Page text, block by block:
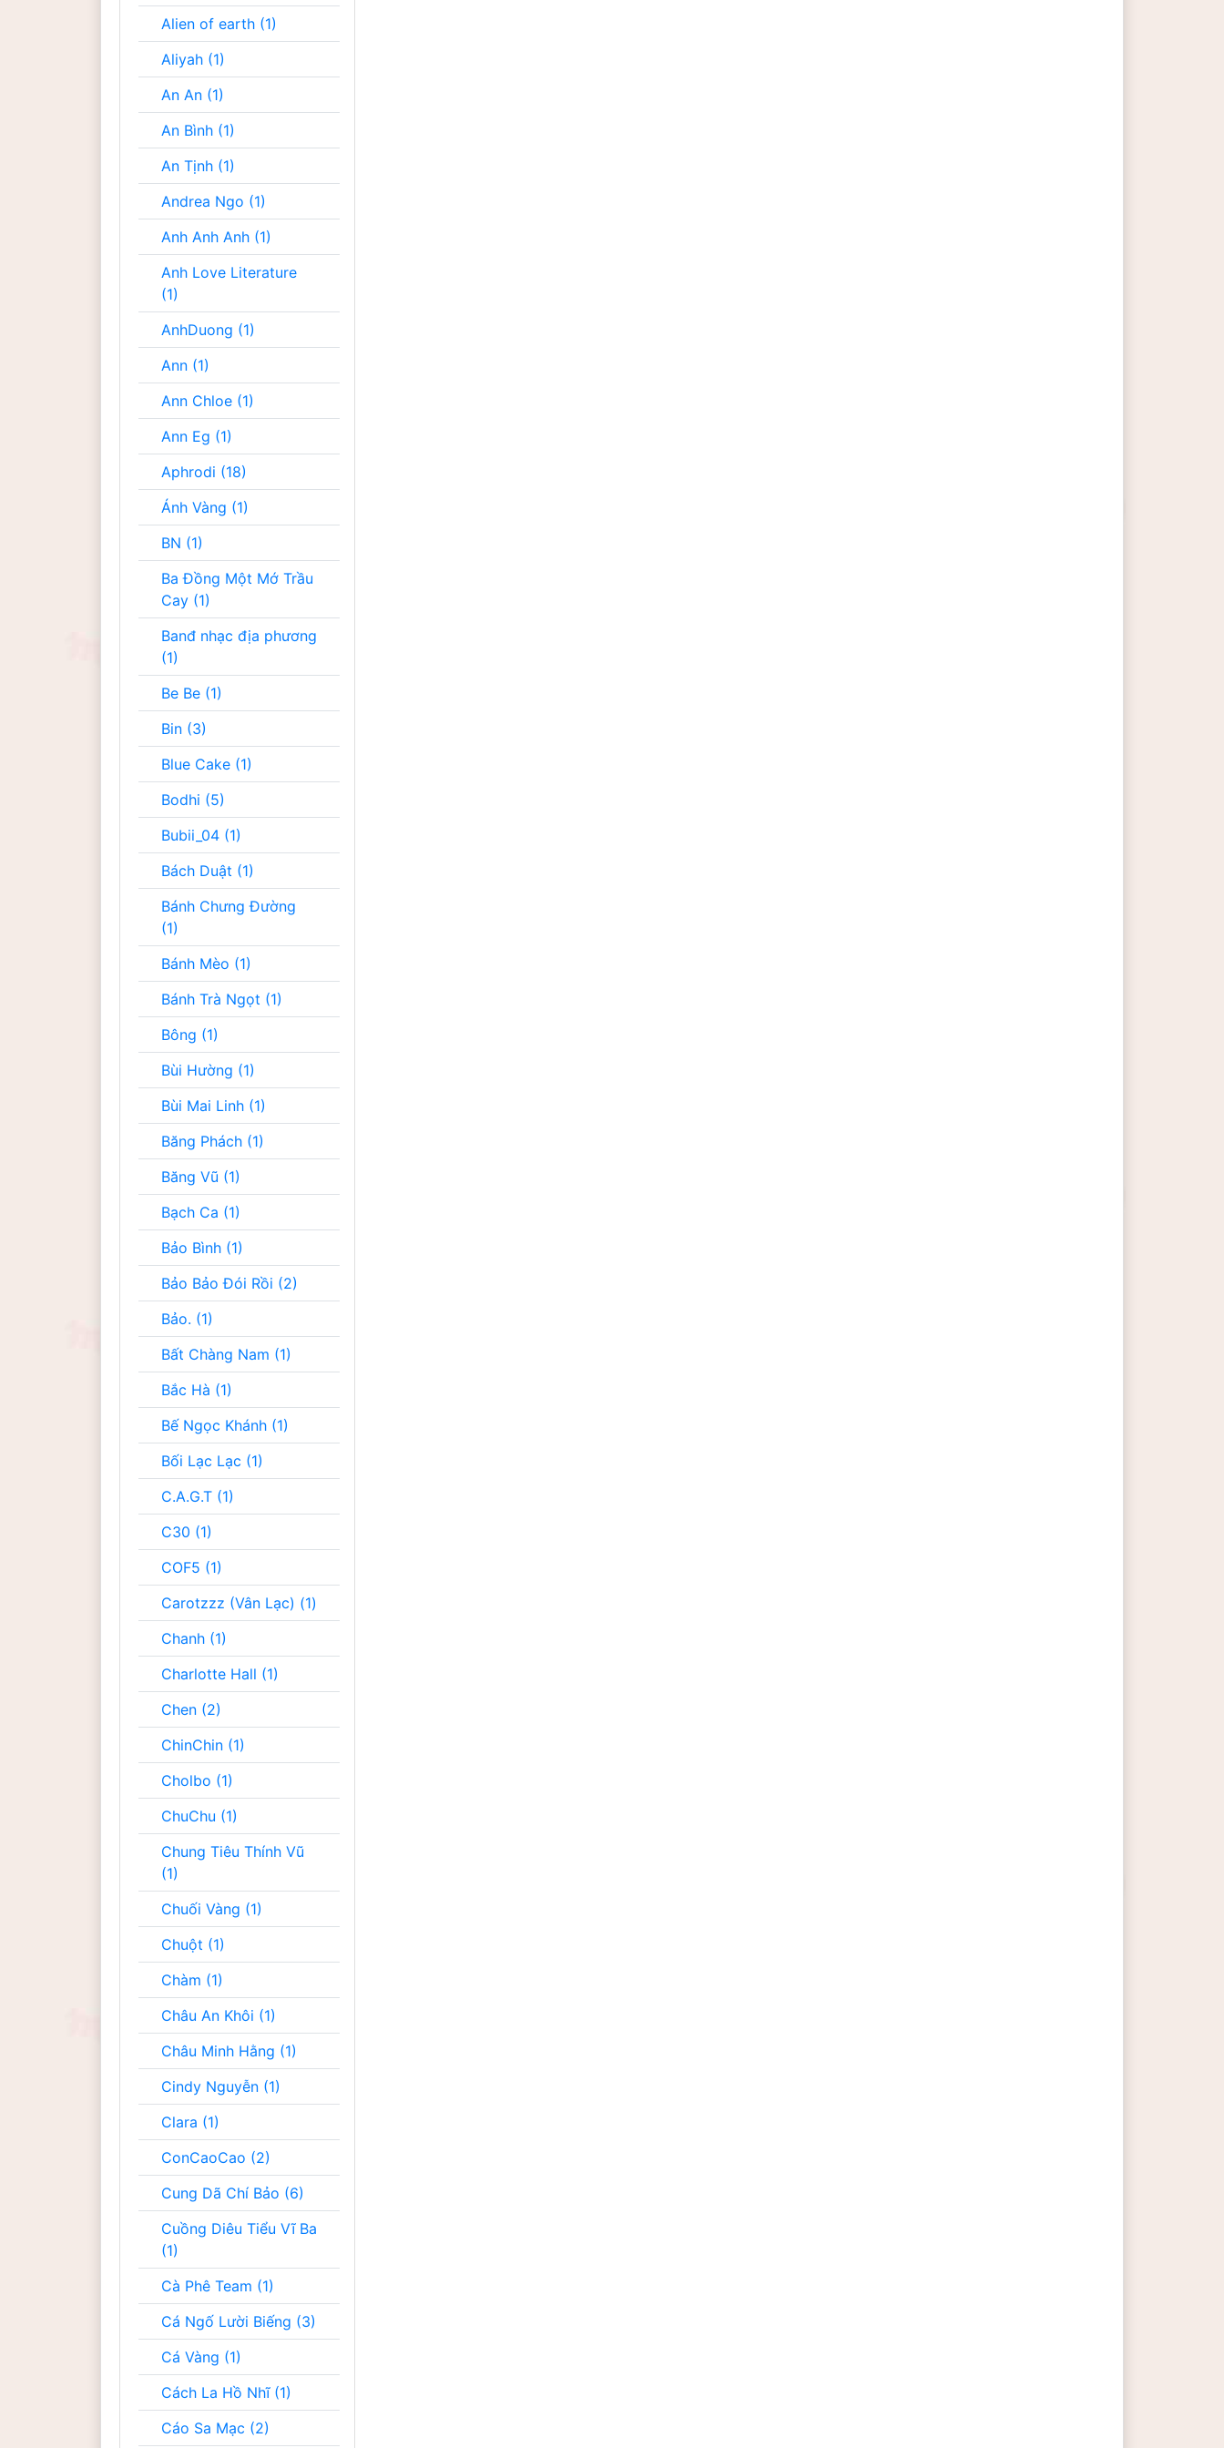
Alien of earth (1)
Aliyah (1)
An An (1)
An Bình (1)
An Tịnh (1)
Andrea Ngo (1)
Anh Anh Anh (1)
Anh Love Literature
(1)
AnhDuong (1)
Ann (1)
Ann Chloe (1)
Ann Eg (1)
Aphrodi (18)
Ánh Vàng (1)
BN (1)
Ba Đồng Một Mớ Trầu
Cay (1)
Banđ nhạc địa phương
(1)
Be Be (1)
Bin (3)
Blue Cake (1)
Bodhi (5)
Bubii_04 (1)
Bách Duật (1)
Bánh Chưng Đường
(1)
Bánh Mèo (1)
Bánh Trà Ngọt (1)
Bông (1)
Bùi Hường (1)
Bùi Mai Linh (1)
Băng Phách (1)
Băng Vũ (1)
Bạch Ca (1)
Bảo Bình (1)
Bảo Bảo Đói Rồi (2)
Bảo. (1)
Bất Chàng Nam (1)
Bắc Hà (1)
Bế Ngọc Khánh (1)
Bối Lạc Lạc (1)
C.A.G.T (1)
C30 (1)
COF5 (1)
Carotzzz (Vân Lạc) (1)
Chanh (1)
Charlotte Hall (1)
Chen (2)
ChinChin (1)
Cholbo (1)
ChuChu (1)
Chung Tiêu Thính Vũ
(1)
Chuối Vàng (1)
Chuột (1)
Chàm (1)
Châu An Khôi (1)
Châu Minh Hằng (1)
Cindy Nguyễn (1)
Clara (1)
ConCaoCao (2)
Cung Dã Chí Bảo (6)
Cuồng Diêu Tiểu Vĩ Ba
(1)
Cà Phê Team (1)
Cá Ngố Lười Biếng (3)
Cá Vàng (1)
Cách La Hồ Nhĩ (1)
Cáo Sa Mạc (2)